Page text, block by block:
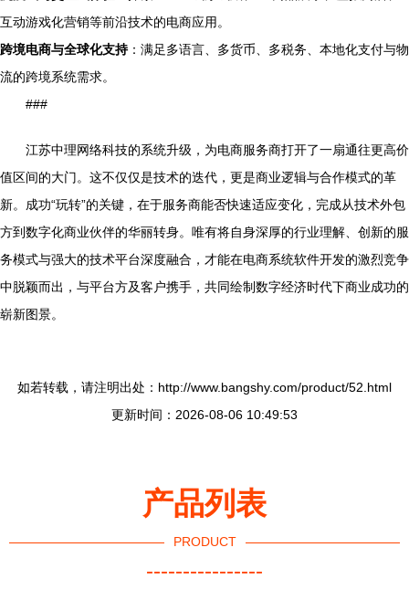
互动游戏化营销等前沿技术的电商应用。
跨境电商与全球化支持：满足多语言、多货币、多税务、本地化支付与物
流的跨境系统需求。
###
江苏中理网络科技的系统升级，为电商服务商打开了一扇通往更高价
值区间的大门。这不仅仅是技术的迭代，更是商业逻辑与合作模式的革
新。成功“玩转”的关键，在于服务商能否快速适应变化，完成从技术外包
方到数字化商业伙伴的华丽转身。唯有将自身深厚的行业理解、创新的服
务模式与强大的技术平台深度融合，才能在电商系统软件开发的激烈竞争
中脱颖而出，与平台方及客户携手，共同绘制数字经济时代下商业成功的
崭新图景。
如若转载，请注明出处：http://www.bangshy.com/product/52.html
更新时间：2026-08-06 10:49:53
产品列表
PRODUCT
----------------